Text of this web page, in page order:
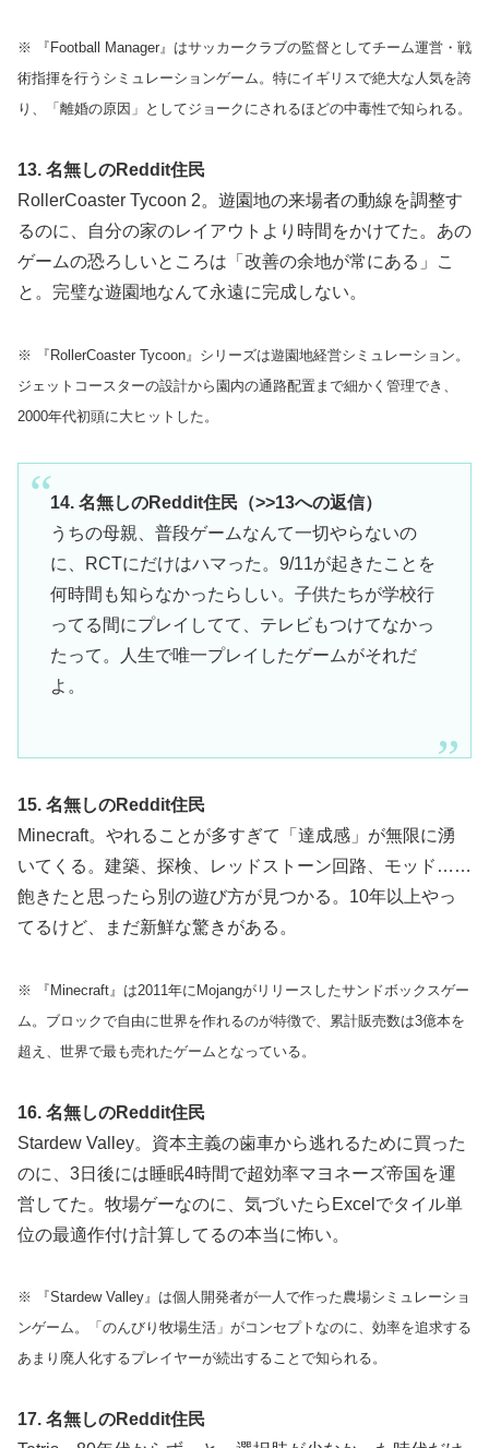
※ 『Football Manager』はサッカークラブの監督としてチーム運営・戦
術指揮を行うシミュレーションゲーム。特にイギリスで絶大な人気を誇
り、「離婚の原因」としてジョークにされるほどの中毒性で知られる。
13. 名無しのReddit住民
RollerCoaster Tycoon 2。遊園地の来場者の動線を調整す
るのに、自分の家のレイアウトより時間をかけてた。あの
ゲームの恐ろしいところは「改善の余地が常にある」こ
と。完璧な遊園地なんて永遠に完成しない。
※ 『RollerCoaster Tycoon』シリーズは遊園地経営シミュレーション。
ジェットコースターの設計から園内の通路配置まで細かく管理でき、
2000年代初頭に大ヒットした。
14. 名無しのReddit住民（>>13への返信）
うちの母親、普段ゲームなんて一切やらないの
に、RCTにだけはハマった。9/11が起きたことを
何時間も知らなかったらしい。子供たちが学校行
ってる間にプレイしてて、テレビもつけてなかっ
たって。人生で唯一プレイしたゲームがそれだ
よ。
15. 名無しのReddit住民
Minecraft。やれることが多すぎて「達成感」が無限に湧
いてくる。建築、探検、レッドストーン回路、モッド……
飽きたと思ったら別の遊び方が見つかる。10年以上やっ
てるけど、まだ新鮮な驚きがある。
※ 『Minecraft』は2011年にMojangがリリースしたサンドボックスゲー
ム。ブロックで自由に世界を作れるのが特徴で、累計販売数は3億本を
超え、世界で最も売れたゲームとなっている。
16. 名無しのReddit住民
Stardew Valley。資本主義の歯車から逃れるために買った
のに、3日後には睡眠4時間で超効率マヨネーズ帝国を運
営してた。牧場ゲーなのに、気づいたらExcelでタイル単
位の最適作付け計算してるの本当に怖い。
※ 『Stardew Valley』は個人開発者が一人で作った農場シミュレーショ
ンゲーム。「のんびり牧場生活」がコンセプトなのに、効率を追求する
あまり廃人化するプレイヤーが続出することで知られる。
17. 名無しのReddit住民